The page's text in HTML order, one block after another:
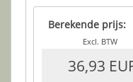
Berekende prijs:
Excl. BTW
36,93